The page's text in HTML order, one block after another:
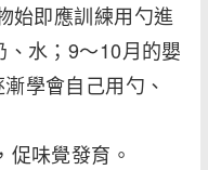
始即應訓練用勺進
水；9～10月的嬰
學會自己用勺、
味覺發育。